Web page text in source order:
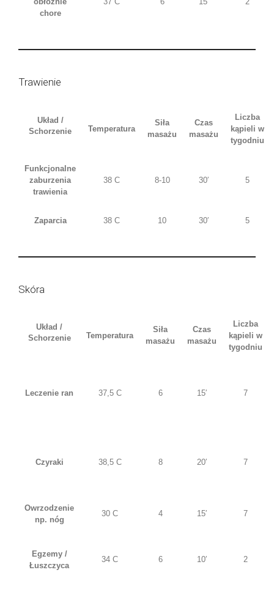
chore
Trawienie
Układ /
Schorzenie
Temperatura
Siła
masażu
Czas
masażu
Liczba
kąpieli w
tygodniu
Funkcjonalne
zaburzenia
trawienia
38 C 8-10 30′ 5
Zaparcia 38 C 10 30′ 5
Skóra
Układ /
Schorzenie
Temperatura
Siła
masażu
Czas
masażu
Liczba
kąpieli w
tygodniu
Leczenie ran 37,5 C 6 15′ 7
Czyraki 38,5 C 8 20′ 7
Owrzodzenie
np. nóg
30 C 4 15′ 7
Egzemy /
Łuszczyca
34 C 6 10′ 2